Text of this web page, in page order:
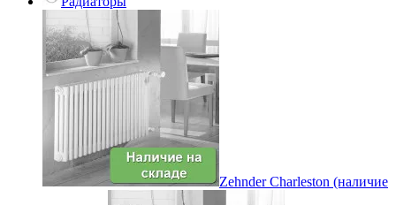
Zehnder Charleston (наличие